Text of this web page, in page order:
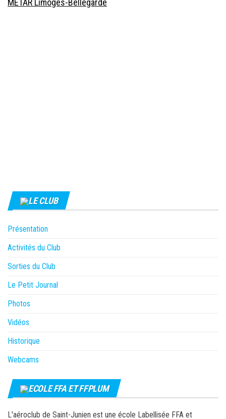
LE CLUB
Présentation
Activités du Club
Sorties du Club
Le Petit Journal
Photos
Vidéos
Historique
Webcams
ECOLE FFA ET FFPLUM
L'aéroclub de Saint-Junien est une école Labellisée FFA et